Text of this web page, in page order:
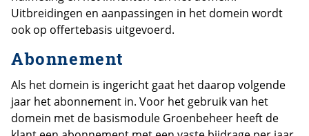
Uitbreidingen en aanpassingen in het domein wordt
ook op offertebasis uitgevoerd.
Abonnement
Als het domein is ingericht gaat het daarop volgende
jaar het abonnement in. Voor het gebruik van het
domein met de basismodule Groenbeheer heeft de